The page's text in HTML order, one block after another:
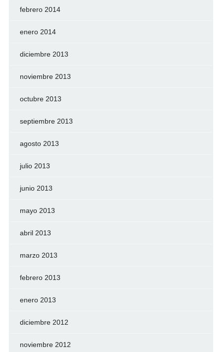
febrero 2014
enero 2014
diciembre 2013
noviembre 2013
octubre 2013
septiembre 2013
agosto 2013
julio 2013
junio 2013
mayo 2013
abril 2013
marzo 2013
febrero 2013
enero 2013
diciembre 2012
noviembre 2012